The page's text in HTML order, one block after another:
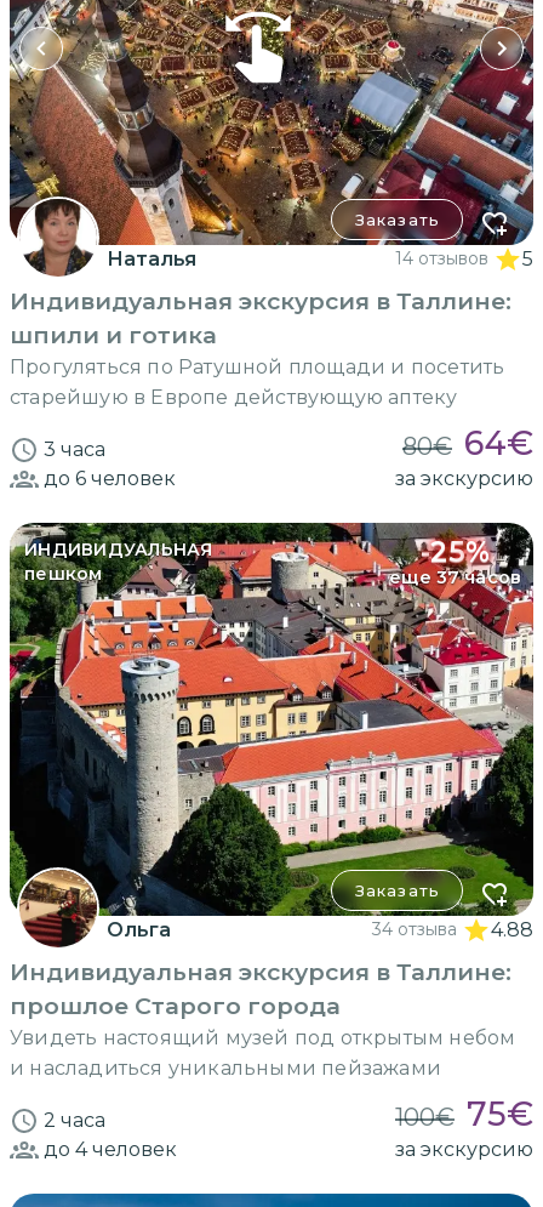
Заказать
Наталья 14 отзывов 5
Индивидуальная экскурсия в Таллине:
шпили и готика
Прогуляться по Ратушной площади и посетить
старейшую в Европе действующую аптеку
3 часа 80€ 64€
до 6 человек за экскурсию
ИНДИВИДУАЛЬНАЯ
пешком
-25%
еще 37 часов
Заказать
Ольга 34 отзыва 4.88
Индивидуальная экскурсия в Таллине:
прошлое Старого города
Увидеть настоящий музей под открытым небом
и насладиться уникальными пейзажами
2 часа 100€ 75€
до 4человек за экскурсию